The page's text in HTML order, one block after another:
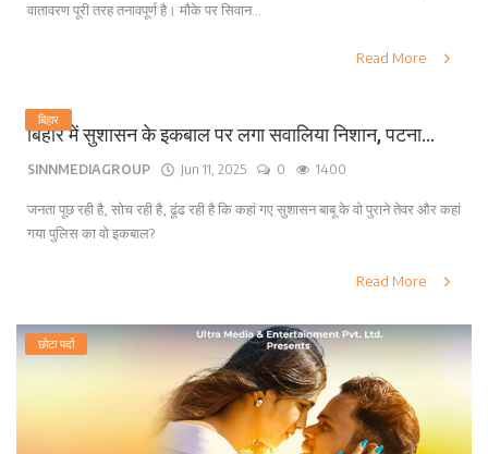
वातावरण पूरी तरह तनावपूर्ण है। मौके पर सिवान...
Read More
बिहार
बिहार में सुशासन के इकबाल पर लगा सवालिया निशान, पटना...
SINNMEDIAGROUP Jun 11, 2025 0 1400
जनता पूछ रही है, सोच रही है, ढूंढ रही है कि कहां गए सुशासन बाबू के वो पुराने तेवर और कहां
गया पुलिस का वो इकबाल?
Read More
छोटा पर्दा